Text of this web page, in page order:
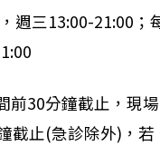
週三13:00-21:00；
前30分鐘截止，現場
截止(急診除外)，若